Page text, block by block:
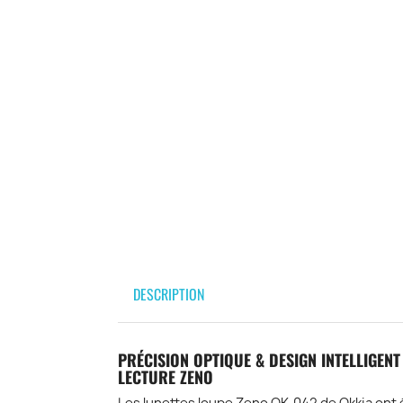
DESCRIPTION
PRÉCISION OPTIQUE & DESIGN
LECTURE ZENO